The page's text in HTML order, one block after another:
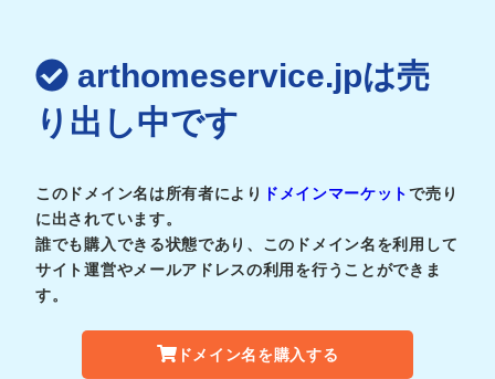
arthomeservice.jpは売
り出し中です
このドメイン名は所有者により ドメインマーケットで売り
に出されています。
誰でも購入できる状態であり、このドメイン名を利用して
サイト運営やメールアドレスの利用を行うことができま
す。
ドメイン名を購入する